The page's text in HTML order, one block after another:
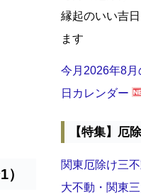
縁起のいい吉
ます
今月2026年8
日カレンダー
【特集】厄
関東厄除け三
大不動・関東